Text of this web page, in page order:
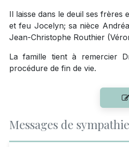
Il laisse dans le deuil ses frères
et feu Jocelyn; sa nièce
Jean-Christophe Routhier
La famille tient à remercier
procédure de fin de vie.
Messages de sympathie